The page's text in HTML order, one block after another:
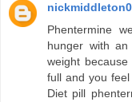
Phentermine
hunger with
weight
full and you
Diet pill